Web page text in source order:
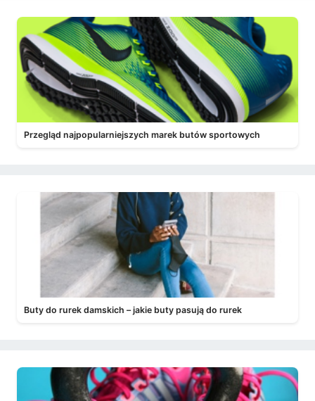
Przegląd najpopularniejszych marek butów sportowych
Buty do rurek damskich – jakie buty pasują do rurek